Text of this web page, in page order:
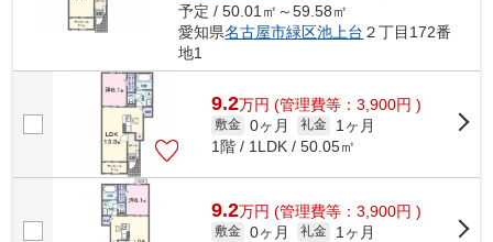
予定 / 50.01㎡～59.58㎡
愛知県名古屋市緑区池上台 ２丁目172番
地1
9.2万円 (管理費等：3,900円 )
敷金 0ヶ月 礼金
1ヶ月
1階 / 1LDK / 50.05㎡
9.2万円 (管理費等：3,900円 )
敷金 0ヶ月 礼金
1ヶ月